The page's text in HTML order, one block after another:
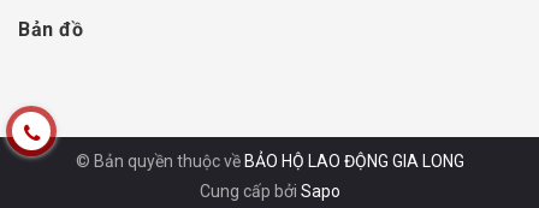
Bản đồ
© Bản quyền thuộc về BẢO HỘ LAO ĐỘNG GIA LONG
Cung cấp bởi Sapo